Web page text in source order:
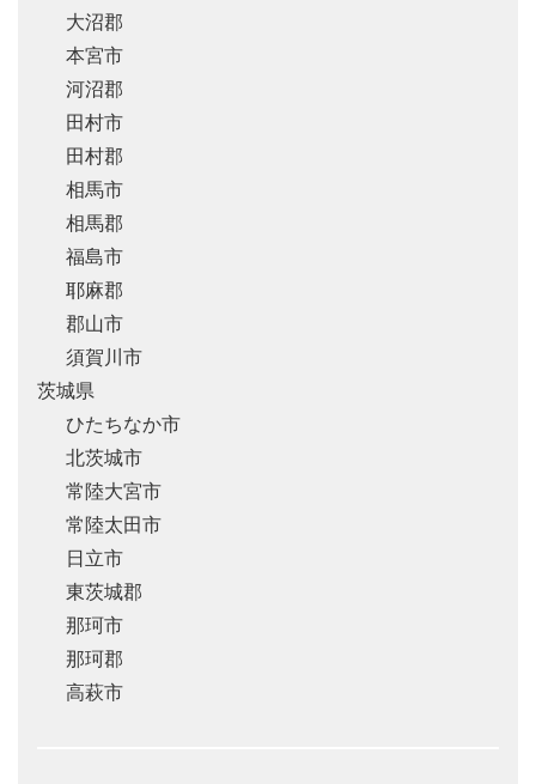
大沼郡
本宮市
河沼郡
田村市
田村郡
相馬市
相馬郡
福島市
耶麻郡
郡山市
須賀川市
茨城県
ひたちなか市
北茨城市
常陸大宮市
常陸太田市
日立市
東茨城郡
那珂市
那珂郡
高萩市